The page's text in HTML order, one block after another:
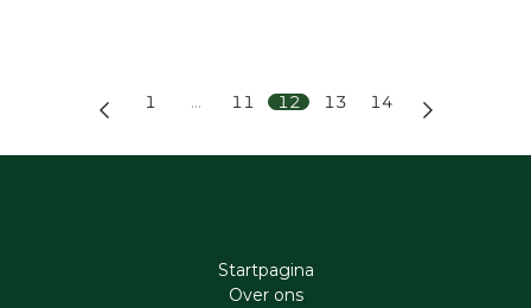
1 … 11 12 13 14
Startpagina
Ove​r​ ons